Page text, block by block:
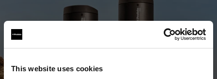
This website uses cookies